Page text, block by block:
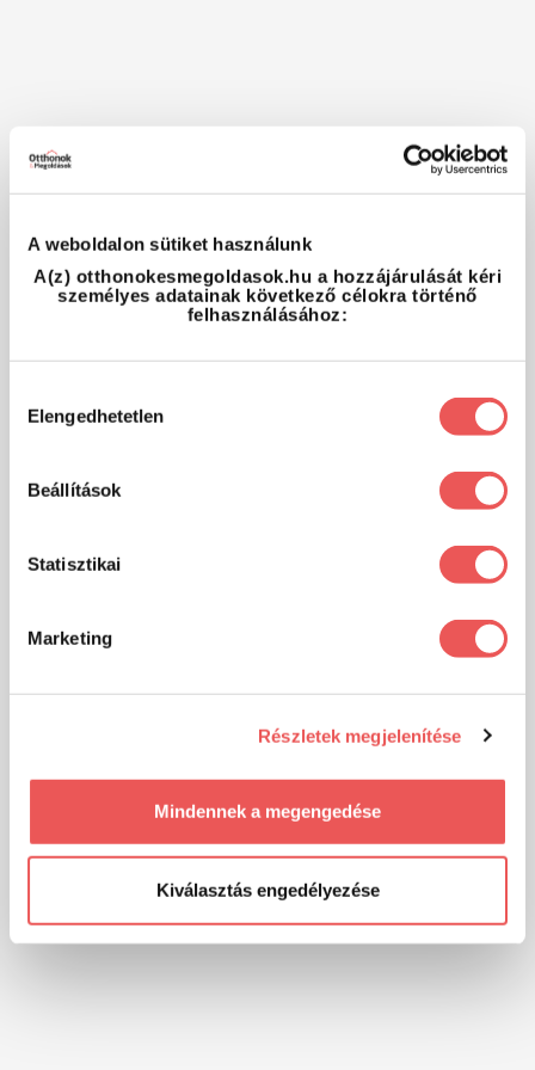
A weboldalon sütiket használunk
A(z) otthonokesmegoldasok.hu a hozzájárulását kéri
személyes adatainak következő célokra történő
felhasználásához:
kiválasztása
Elengedhetetlen
Beállítások
Statisztikai
Marketing
Részletek megjelenítése
Mindennek a megengedése
Kiválasztás engedélyezése